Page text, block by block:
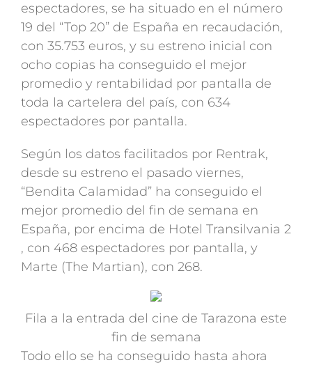
espectadores, se ha situado en el número
19 del “Top 20” de España en recaudación,
con 35.753 euros, y su estreno inicial con
ocho copias ha conseguido el mejor
promedio y rentabilidad por pantalla de
toda la cartelera del país, con 634
espectadores por pantalla.
Según los datos facilitados por Rentrak,
desde su estreno el pasado viernes,
“Bendita Calamidad” ha conseguido el
mejor promedio del fin de semana en
España, por encima de Hotel Transilvania 2
, con 468 espectadores por pantalla, y
Marte (The Martian), con 268.
Fila a la entrada del cine de Tarazona este
fin de semana
Todo ello se ha conseguido hasta ahora